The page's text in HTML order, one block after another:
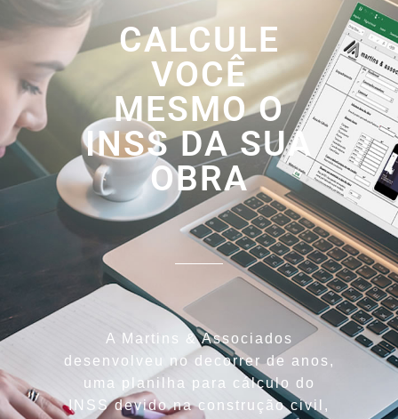
CALCULE
VOCÊ
MESMO O
INSS DA SUA
OBRA
A Martins & Associados
desenvolveu no decorrer de anos,
uma planilha para cálculo do
INSS devido na construção civil,